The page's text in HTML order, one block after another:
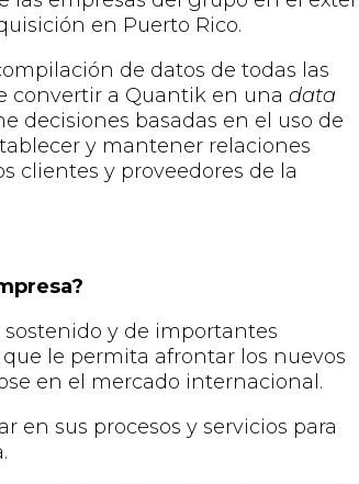
en Puerto Rico.
de datos de todas las
convertir a Quantik en unadata
decisiones basadas en el uso de
y mantener relaciones
clientes y proveedores de la
y de importantes
le permita afrontar los nuevos
en el mercado internacional.
en sus procesos y servicios para